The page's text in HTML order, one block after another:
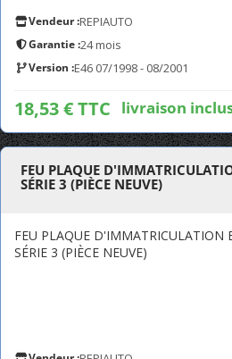
Vendeur :REPIAUTO
Garantie :24 mois
Version :E46 07/1998 - 08/2001
18,53 € TTC livraison
FEU PLAQUE
SÉRIE 3 (PIÈCE NEUVE)
FEU PLAQUE D'IMMATRICULATION
SÉRIE 3 (PIÈCE NEUVE)